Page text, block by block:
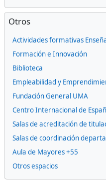
Omitir Otros
Otros
Actividades formativas
Formación e Innovación
Biblioteca
Empleabilidad y
Fundación General UMA
Centro Internacional de
Salas de acreditación de
Salas de coordinación
Aula de Mayores +55
Otros espacios